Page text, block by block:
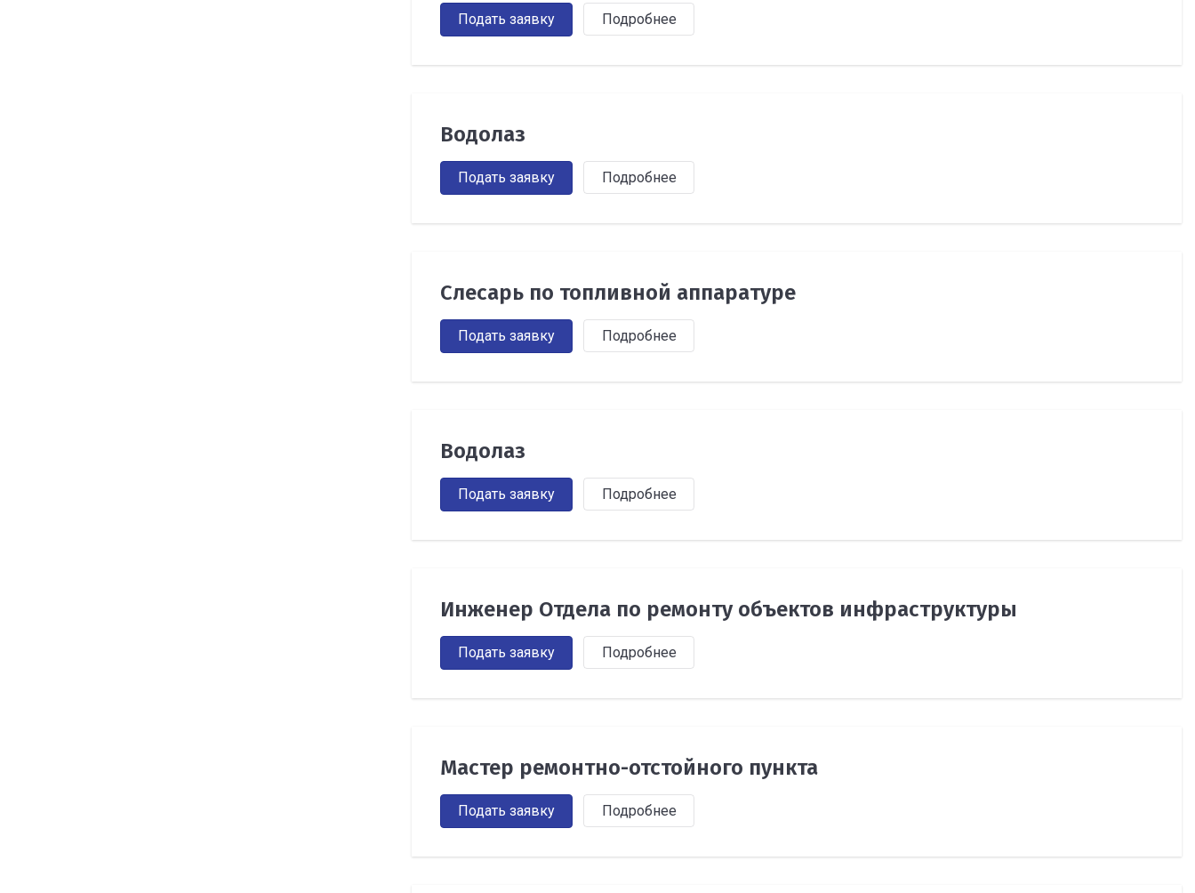
Подать заявку Подробнее
Водолаз
Подать заявку Подробнее
Слесарь по топливной аппаратуре
Подать заявку Подробнее
Водолаз
Подать заявку Подробнее
Инженер Отдела по ремонту объектов инфраструктуры
Подать заявку Подробнее
Мастер ремонтно-отстойного пункта
Подать заявку Подробнее